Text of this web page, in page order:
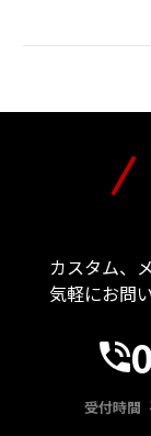
カスタム、
気軽にお問
受付時